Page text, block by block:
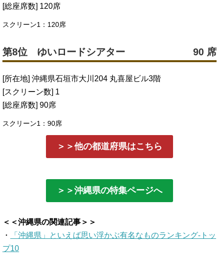
[総座席数] 120席
スクリーン1：120席
第8位 ゆいロードシアター 90 席
[所在地] 沖縄県石垣市大川204 丸喜屋ビル3階
[スクリーン数] 1
[総座席数] 90席
スクリーン1：90席
＞＞他の都道府県はこちら
＞＞沖縄県の特集ページへ
＜＜沖縄県の関連記事＞＞
・
「沖縄県」といえば思い浮かぶ有名なものランキング-トッ
プ10